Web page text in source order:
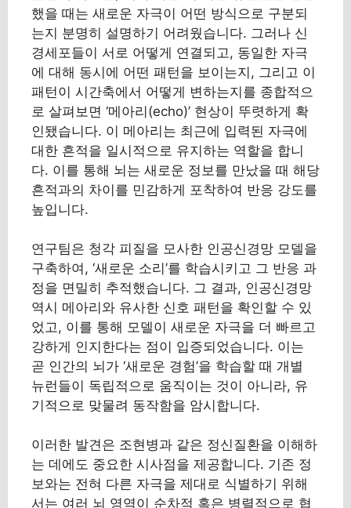
했을 때는 새로운 자극이 어떤 방식으로 구분되
는지 분명히 설명하기 어려웠습니다. 그러나 신
경세포들이 서로 어떻게 연결되고, 동일한 자극
에 대해 동시에 어떤 패턴을 보이는지, 그리고 이
패턴이 시간축에서 어떻게 변하는지를 종합적으
로 살펴보면 ‘메아리(echo)’ 현상이 뚜렷하게 확
인됐습니다. 이 메아리는 최근에 입력된 자극에
대한 흔적을 일시적으로 유지하는 역할을 합니
다. 이를 통해 뇌는 새로운 정보를 만났을 때 해당
흔적과의 차이를 민감하게 포착하여 반응 강도를
높입니다.
연구팀은 청각 피질을 모사한 인공신경망 모델을
구축하여, ‘새로운 소리’를 학습시키고 그 반응 과
정을 면밀히 추적했습니다. 그 결과, 인공신경망
역시 메아리와 유사한 신호 패턴을 확인할 수 있
었고, 이를 통해 모델이 새로운 자극을 더 빠르고
강하게 인지한다는 점이 입증되었습니다. 이는
곧 인간의 뇌가 ‘새로운 경험’을 학습할 때 개별
뉴런들이 독립적으로 움직이는 것이 아니라, 유
기적으로 맞물려 동작함을 암시합니다.
이러한 발견은 조현병과 같은 정신질환을 이해하
는 데에도 중요한 시사점을 제공합니다. 기존 정
보와는 전혀 다른 자극을 제대로 식별하기 위해
서는 여러 뇌 영역이 순차적 혹은 병렬적으로 협